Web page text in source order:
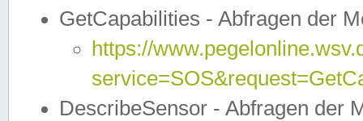
GetCapabilities - Abfragen der
https://
DescribeSensor - Abfragen der